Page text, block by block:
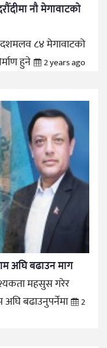
नौ मेगावाटको
दशमलव ८४ मेगावाटको
हुने
2 years ago
अघि बढाउन माग
महसुस गरेर
बढाउनुपर्नेमा
2